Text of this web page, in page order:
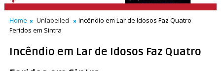
Home Unlabelled
Incêndio em Lar de Idosos Faz Quatro
Feridos em Sintra
Incêndio em Lar de Idosos Faz Quatro